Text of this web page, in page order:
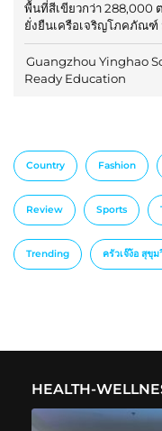
พื้นที่สีเขียวกว่า 288,000
ยั่งยืนเครือเจริญโภคภัณฑ์
Guangzhou Yinghao
Ready Education
Country Fashion
Review Sports
Trending ครัวเจ๊ง้อ สุขุ
HEALTH-